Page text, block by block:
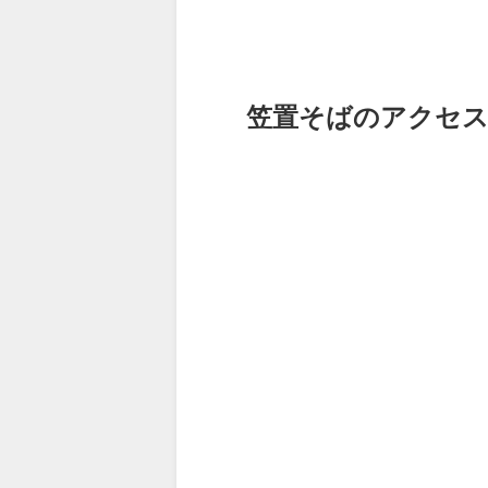
笠置そばのアクセ